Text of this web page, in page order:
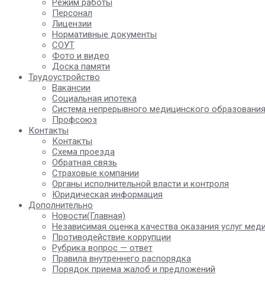
Режим работы
Персонал
Лицензии
Нормативные документы
СОУТ
Фото и видео
Доска памяти
Трудоустройство
Вакансии
Социальная ипотека
Система непрерывного медицинского образования
Профсоюз
Контакты
Контакты
Схема проезда
Обратная связь
Страховые компании
Органы исполнительной власти и контроля
Юридическая информация
Дополнительно
Новости(Главная)
Независимая оценка качества оказания услуг
Противодействие коррупции
Рубрика вопрос — ответ
Правила внутреннего распорядка
Порядок приема жалоб и предложений